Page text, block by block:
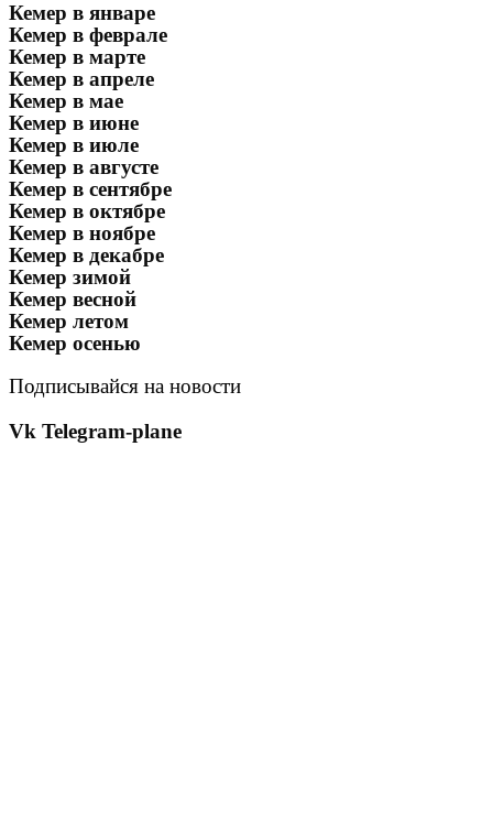
Кемер в январе
Кемер в феврале
Кемер в марте
Кемер в апреле
Кемер в мае
Кемер в июне
Кемер в июле
Кемер в августе
Кемер в сентябре
Кемер в октябре
Кемер в ноябре
Кемер в декабре
Кемер зимой
Кемер весной
Кемер летом
Кемер осенью
Подписывайся на новости
Vk Telegram-plane